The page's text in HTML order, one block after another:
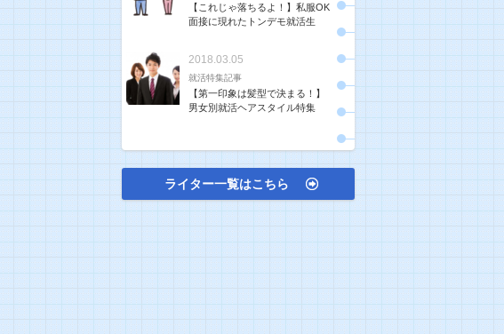
【これじゃ落ちるよ！】私服OK
面接に現れたトンデモ就活生
2018.03.05
就活特集記事
【第一印象は髪型で決まる！】
男女別就活ヘアスタイル特集
ライター一覧はこちら